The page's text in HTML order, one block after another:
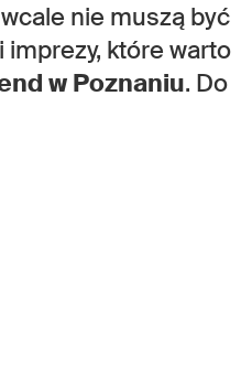
nie muszą być
które warto
w Poznaniu. Do